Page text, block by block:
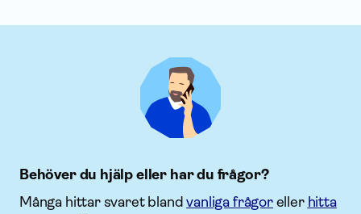
Behöver du hjälp eller har du frågor?
Många hittar svaret blandvanliga frågoreller hitta